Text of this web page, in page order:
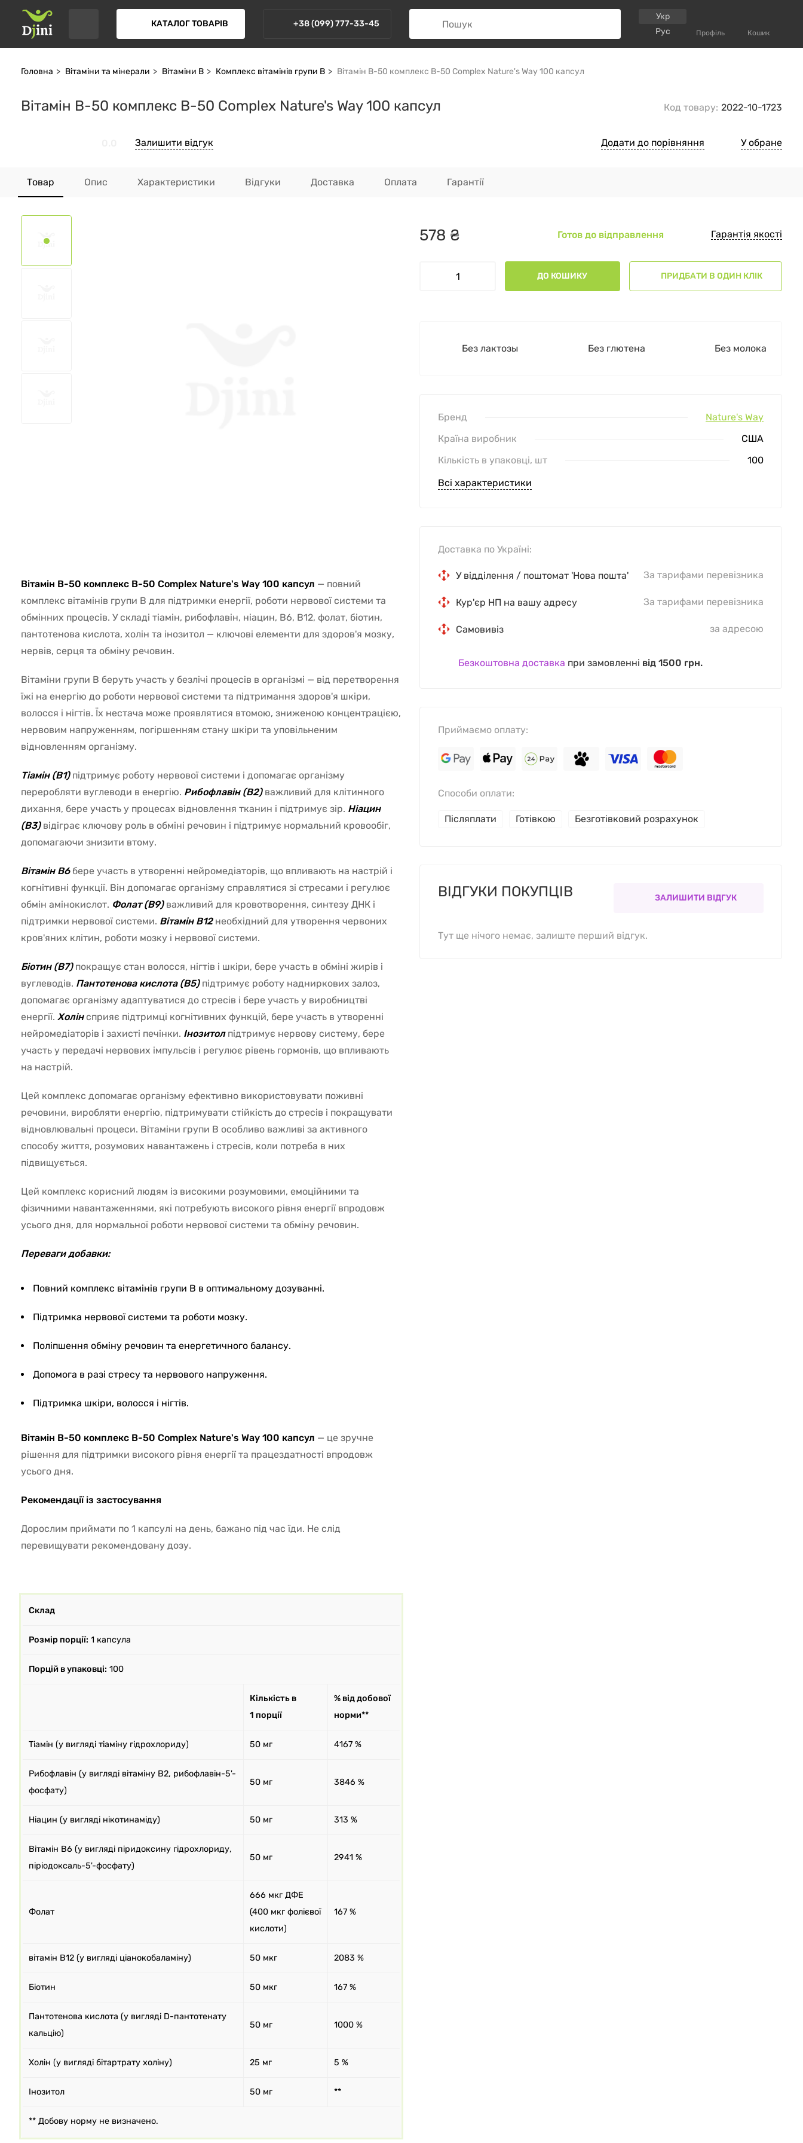
КАТАЛОГ ТОВАРІВ +38 (099) 777-33-45
Укр
Рус
Профіль Кошик
Головна Вітаміни та мінерали Вітаміни В Комплекс вітамінів групи В Вітамін В-50 комплекс B-50 Complex Nature's Way 100 капсул
Вітамін В-50 комплекс B-50 Complex Nature's Way 100 капсул Код товару: 2022-10-1723
Залишити відгук Додати до порівняння У обране
Товар Опис Характеристики Відгуки Доставка Оплата Гарантії
Вітамін В-50 комплекс B-50 Complex Nature's Way 100 капсул — повний
комплекс вітамінів групи B для підтримки енергії, роботи нервової системи та
обмінних процесів. У складі тіамін, рибофлавін, ніацин, B6, B12, фолат, біотин,
пантотенова кислота, холін та інозитол — ключові елементи для здоров'я мозку,
нервів, серця та обміну речовин.
Вітаміни групи B беруть участь у безлічі процесів в організмі — від перетворення
їжі на енергію до роботи нервової системи та підтримання здоров'я шкіри,
волосся і нігтів. Їх нестача може проявлятися втомою, зниженою концентрацією,
нервовим напруженням, погіршенням стану шкіри та уповільненим
відновленням організму.
Тіамін (B1) підтримує роботу нервової системи і допомагає організму
переробляти вуглеводи в енергію. Рибофлавін (B2) важливий для клітинного
дихання, бере участь у процесах відновлення тканин і підтримує зір. Ніацин
(B3) відіграє ключову роль в обміні речовин і підтримує нормальний кровообіг,
допомагаючи знизити втому.
Вітамін B6бере участь в утворенні нейромедіаторів, що впливають на настрій і
когнітивні функції. Він допомагає організму справлятися зі стресами і регулює
обмін амінокислот. Фолат (B9) важливий для кровотворення, синтезу ДНК і
підтримки нервової системи. Вітамін B12необхідний для утворення червоних
кров'яних клітин, роботи мозку і нервової системи.
Біотин (B7) покращує стан волосся, нігтів і шкіри, бере участь в обміні жирів і
вуглеводів. Пантотенова кислота (B5) підтримує роботу надниркових залоз,
допомагає організму адаптуватися до стресів і бере участь у виробництві
енергії. Холінсприяє підтримці когнітивних функцій, бере участь в утворенні
нейромедіаторів і захисті печінки. Інозитол підтримує нервову систему, бере
участь у передачі нервових імпульсів і регулює рівень гормонів, що впливають
на настрій.
Цей комплекс допомагає організму ефективно використовувати поживні
речовини, виробляти енергію, підтримувати стійкість до стресів і покращувати
відновлювальні процеси. Вітаміни групи B особливо важливі за активного
способу життя, розумових навантажень і стресів, коли потреба в них
підвищується.
Цей комплекс корисний людям із високими розумовими, емоційними та
фізичними навантаженнями, які потребують високого рівня енергії впродовж
усього дня, для нормальної роботи нервової системи та обміну речовин.
Переваги добавки:
Повний комплекс вітамінів групи B в оптимальному дозуванні.
Підтримка нервової системи та роботи мозку.
Поліпшення обміну речовин та енергетичного балансу.
Допомога в разі стресу та нервового напруження.
Підтримка шкіри, волосся і нігтів.
Вітамін В-50 комплекс B-50 Complex Nature's Way 100 капсул — це зручне
рішення для підтримки високого рівня енергії та працездатності впродовж
усього дня.
Рекомендації із застосування
Дорослим приймати по 1 капсулі на день, бажано під час їди. Не слід
перевищувати рекомендовану дозу.
Склад
Розмір порції: 1 капсула
Порцій в упаковці: 100
Кількість в
1 порції
% від добової
норми**
Тіамін (у вигляді тіаміну гідрохлориду) 50 мг 4167 %
Рибофлавін (у вигляді вітаміну B2, рибофлавін-5'-
фосфату)
50 мг 3846 %
Ніацин (у вигляді нікотинаміду) 50 мг 313 %
Вітамін B6 (у вигляді піридоксину гідрохлориду,
піріодоксаль-5'-фосфату)
50 мг 2941 %
Фолат
666 мкг ДФЕ
(400 мкг фолієвої
кислоти)
167 %
вітамін B12 (у вигляді ціанокобаламіну) 50 мкг 2083 %
Біотин 50 мкг 167 %
Пантотенова кислота (у вигляді D-пантотенату
кальцію)
50 мг 1000 %
Холін (у вигляді бітартрату холіну) 25 мг 5 %
Інозитол 50 мг **
** Добову норму не визначено.
578 ₴ Готов до відправлення Гарантія якості
ДО КОШИКУ ПРИДБАТИ В ОДИН КЛІК
Без лактозы Без глютена Без молока
Доставка по Україні:
У відділення / поштомат 'Нова пошта' За тарифами перевізника
Кур'єр НП на вашу адресу За тарифами перевізника
Самовивіз за адресою
Безкоштовна доставка при замовленні від 1500 грн.
Приймаємо оплату:
Способи оплати:
Післяплати Готівкою Безготівковий розрахунок
Бренд
Nature's Way
Країна виробник
США
Кількість в упаковці, шт
100
Всі характеристики
ВІДГУКИ ПОКУПЦІВ ЗАЛИШИТИ ВІДГУК
Тут ще нічого немає, залиште перший відгук.